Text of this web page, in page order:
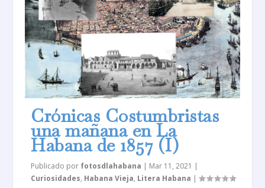
Crónicas Costumbristas
una mañana en La
Habana de 1857 (I)
Publicado por fotosdlahabana | Mar 11, 2021 |
Curiosidades, Habana Vieja, Litera Habana |